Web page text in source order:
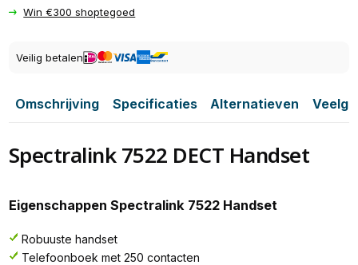
Win €300 shoptegoed
Veilig betalen
Omschrijving Specificaties Alternatieven
Spectralink 7522 DECT Handset
Eigenschappen Spectralink 7522 Handset
Robuuste handset
Telefoonboek met 250 contacten